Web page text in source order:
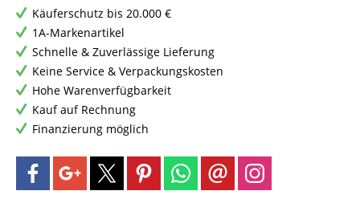
Käuferschutz bis 20.000 €
1A-Markenartikel
Schnelle & Zuverlässige Lieferung
Keine Service & Verpackungskosten
Hohe Warenverfügbarkeit
Kauf auf Rechnung
Finanzierung möglich